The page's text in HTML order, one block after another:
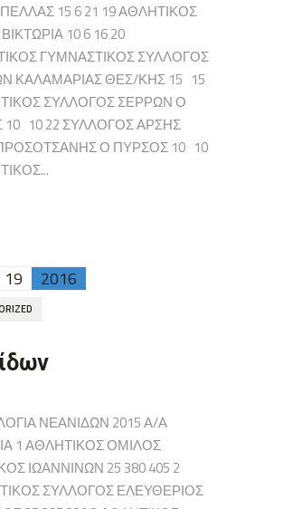
15 6 21 19 ΑΘΛΗΤΙΚΟΣ
10 6 16 20
ΓΥΜΝΑΣΤΙΚΟΣ ΣΥΛΛΟΓΟΣ
ΚΑΛΑΜΑΡΙΑΣ ΘΕΣ/ΚΗΣ 15 15
ΣΥΛΛΟΓΟΣ ΣΕΡΡΩΝ Ο
10 22 ΣΥΛΛΟΓΟΣ ΑΡΣΗΣ
Ο ΠΥΡΣΟΣ 10 10
19 2016
ΝΕΑΝΙΔΩΝ 2015 Α/Α
1 ΑΘΛΗΤΙΚΟΣ ΟΜΙΛΟΣ
ΙΩΑΝΝΙΝΩΝ 25 380 405 2
ΣΥΛΛΟΓΟΣ ΕΛΕΥΘΕΡΙΟΣ